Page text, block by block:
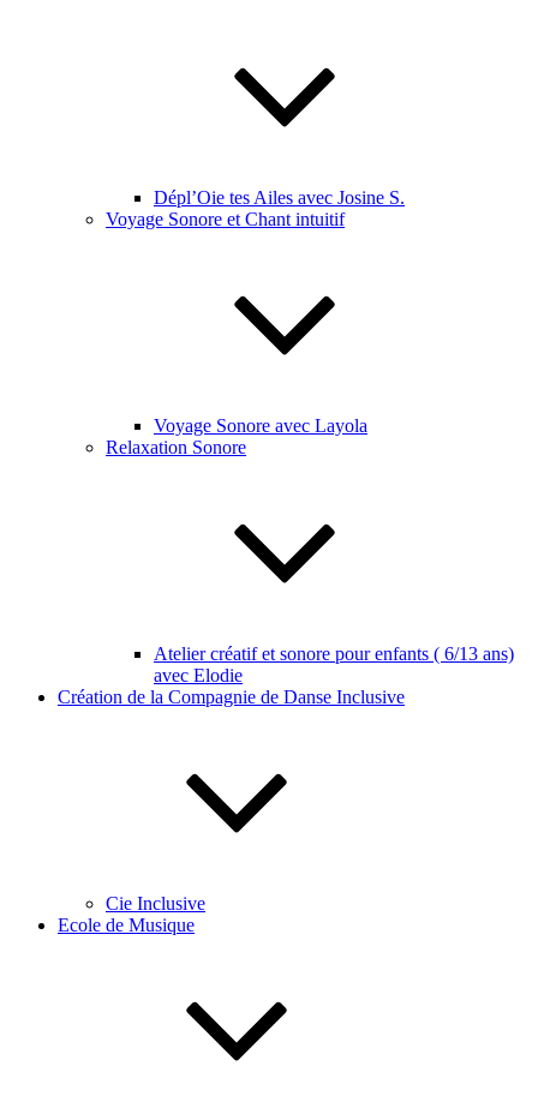
Dépl’Oie tes Ailes avec Josine S.
Voyage Sonore et Chant intuitif
Voyage Sonore avec Layola
Relaxation Sonore
Atelier créatif et sonore pour enfants ( 6/13 ans)
avec Elodie
Création de la Compagnie de Danse Inclusive
Cie Inclusive
Ecole de Musique